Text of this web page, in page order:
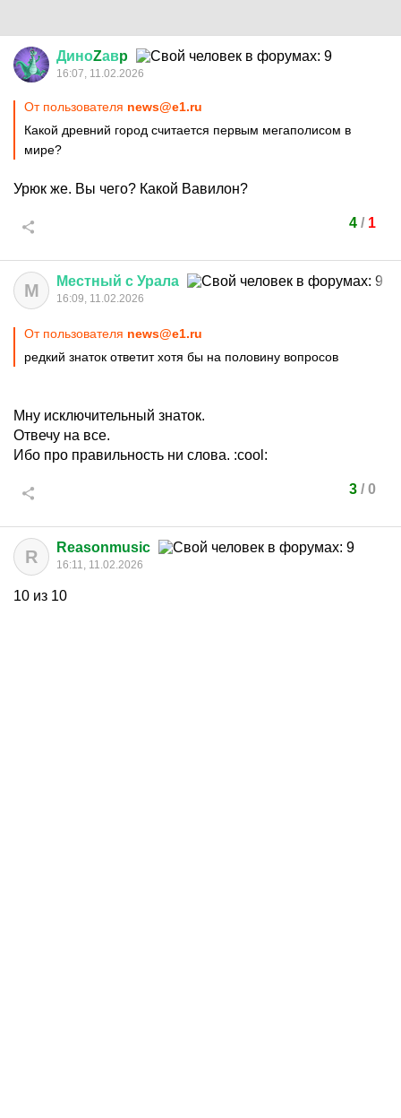
ДиноZавp
16:07, 11.02.2026
От пользователя news@e1.ru
Какой древний город считается первым мегаполисом в
мире?
Урюк же. Вы чего? Какой Вавилон?
4/ 1
М Местный с Урала
16:09, 11.02.2026
От пользователя news@e1.ru
редкий знаток ответит хотя бы на половину вопросов
Мну исключительный знаток.
Отвечу на все.
Ибо про правильность ни слова. :cool:
3/ 0
R Reasonmusic
16:11, 11.02.2026
10 из 10